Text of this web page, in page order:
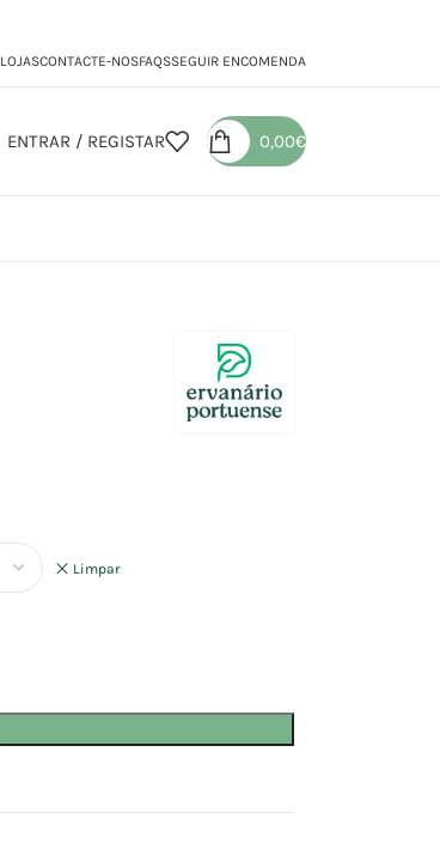
LOJASCONTACTE-NOSFAQSSEGUIR ENCOMENDA
ENTRAR / REGISTAR 0,00€
Limpar